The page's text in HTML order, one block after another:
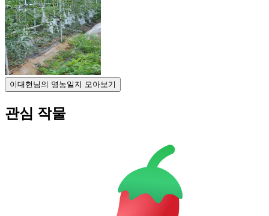
이대현님의 영농일지 모아보기
관심 작물